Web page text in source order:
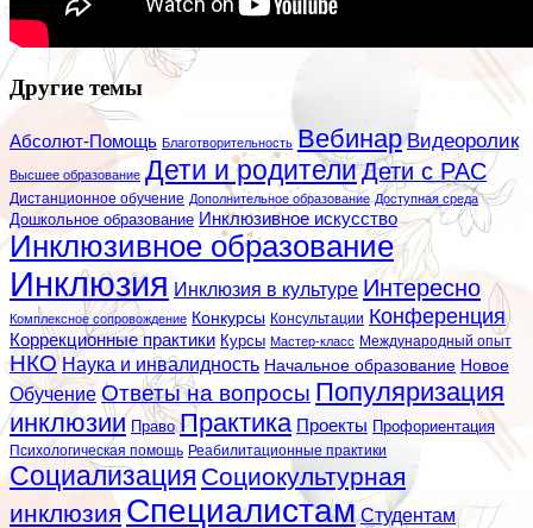
Другие темы
Абсолют-Помощь Благотворительность Вебинар Видеоролик
Высшее образование Дети и родителиДети с РАС
Дистанционное обучение Дополнительное образование Доступная среда
Дошкольное образование Инклюзивное искусство
Инклюзивное образование
Инклюзия Инклюзия в культуре Интересно
Комплексное сопровождение Конкурсы Консультации Конференция
Коррекционные практики Курсы Мастер-класс Международный опыт
НКО Наука и инвалидность Начальное образование Новое
Обучение Ответы на вопросы Популяризация
инклюзии Право Практика Проекты Профориентация
Психологическая помощь Реабилитационные практики
Социализация Социокультурная
инклюзия Специалистам Студентам